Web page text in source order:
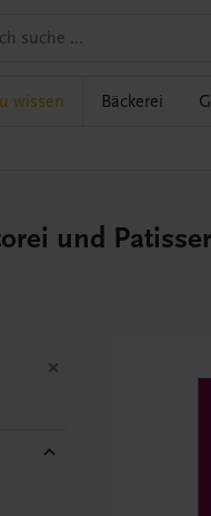
wissen Bäckerei
und